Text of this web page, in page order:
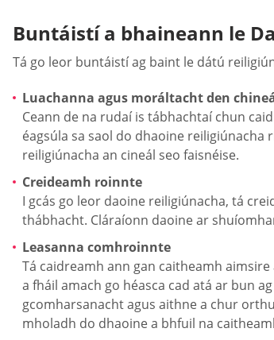
Buntáistí a bhaineann le
Tá go leor buntáistí ag baint le dátú
Luachanna agus moráltacht den
Ceann de na rudaí is tábhachtaí chun
éagsúla sa saol do dhaoine
reiligiúnacha an cineál seo faisnéise.
Creideamh roinnte
I gcás go leor daoine reiligiúnacha, tá
thábhacht. Cláraíonn daoine ar
Leasanna comhroinnte
Tá caidreamh ann gan caitheamh
a fháil amach go héasca cad atá ar bun
gcomharsanacht agus aithne a chur
mholadh do dhaoine a bhfuil na